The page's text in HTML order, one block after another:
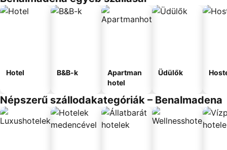
Hotel B&B-k
Apartman
hotel
Üdülők
Népszerű szállodakategóriák – Benalmadena